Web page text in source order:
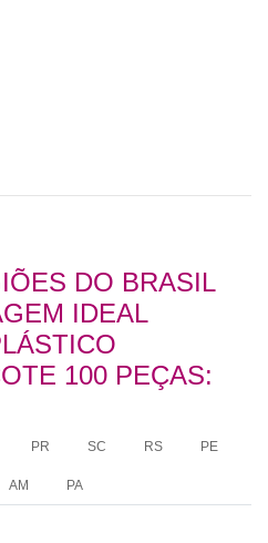
DO BRASIL
IDEAL
100 PEÇAS:
PR SC RS PE
AM PA